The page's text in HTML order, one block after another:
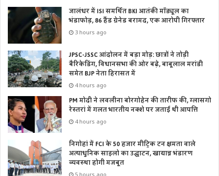
जालंधर में ISI समर्थित BKI आतंकी मॉड्यूल का
भंडाफोड़, 86 हैंड ग्रेनेड बरामद, एक आरोपी गिरफ्तार
3 hours ago
JPSC-JSSC आंदोलन में बड़ा मोड़: छात्रों ने तोड़ी
बैरिकेडिंग, विधानसभा की ओर बढ़े, बाबूलाल मरांडी
समेत BJP नेता हिरासत में
4 hours ago
PM मोदी ने लवलीना बोरगोहेन की तारीफ की, ग्लासगो
रेस्तरां में गलत भारतीय नक्शे पर जताई थी आपत्ति
4 hours ago
निगोहां में FCI के 50 हजार मीट्रिक टन क्षमता वाले
अत्याधुनिक साइलो का उद्घाटन, खाद्यान्न भंडारण
व्यवस्था होगी मजबूत
5 hours ago